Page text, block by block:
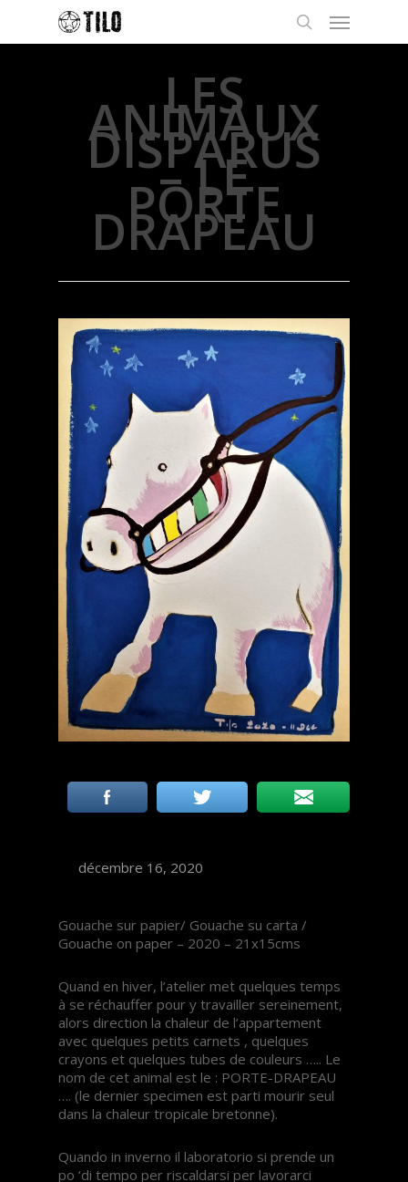
LES
ANIMAUX
DISPARUS
– LE
PORTE
DRAPEAU
décembre 16, 2020
Gouache sur papier/ Gouache su carta /
Gouache on paper – 2020 – 21x15cms
Quand en hiver, l’atelier met quelques temps
à se réchauffer pour y travailler sereinement,
alors direction la chaleur de l’appartement
avec quelques petits carnets , quelques
crayons et quelques tubes de couleurs ….. Le
nom de cet animal est le : PORTE-DRAPEAU
…. (le dernier specimen est parti mourir seul
dans la chaleur tropicale bretonne).
Quando in inverno il laboratorio si prende un
po ‘di tempo per riscaldarsi per lavorarci